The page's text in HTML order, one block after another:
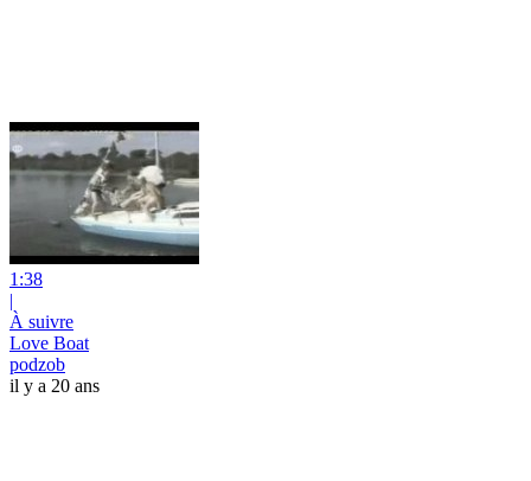
1:38
|
À suivre
Love Boat
podzob
il y a 20 ans